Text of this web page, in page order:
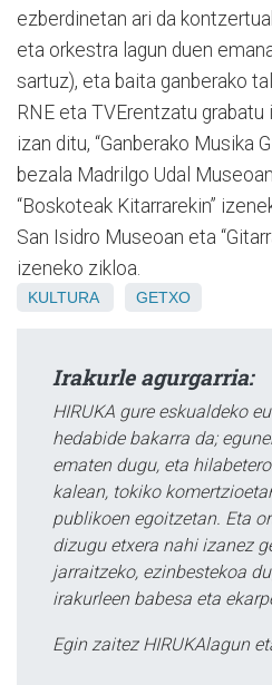
ezberdinetan ari da
eta orkestra lagun duen
sartuz), eta baita ganberako
RNE eta TVErentzatu
izan ditu, “Ganberako Musika
bezala Madrilgo Udal
“Boskoteak Kitarrarekin”
San Isidro Museoan eta
izeneko zikloa.
KULTURA GETXO
Irakurle agurgarria:
HIRUKA gure eskualdeko
hedabide bakarra da;
ematen dugu, eta
kalean, tokiko
publikoen egoitzetan. Eta
dizugu etxera nahi izanez
jarraitzeko, ezinbestekoa
irakurleen babesa eta
Egin zaitez HIRUKAlagun